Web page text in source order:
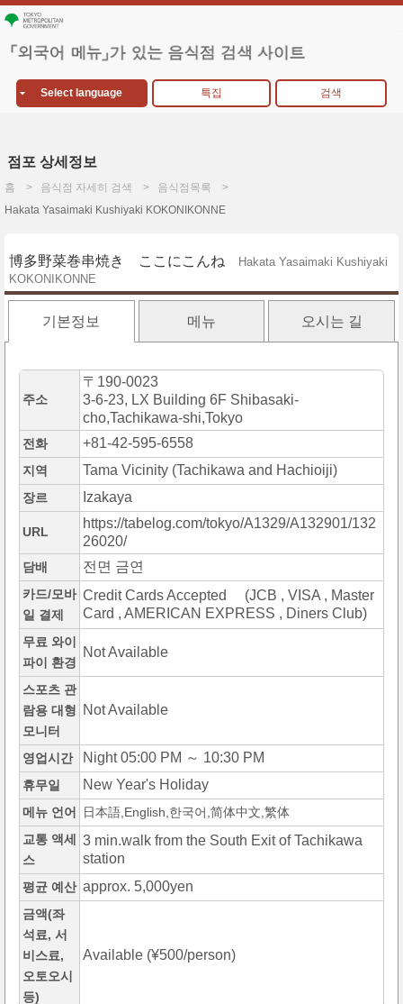
Select language 특집 검색
점포 상세정보
홈 음식점 자세히 검색
음식점목록
Hakata Yasaimaki Kushiyaki KOKONIKONNE
博多野菜巻串焼き ここにこんね
Hakata Yasaimaki Kushiyaki
KOKONIKONNE
기본정보 메뉴 오시는 길
주소
〒190-0023
3-6-23, LX Building 6F Shibasaki-
cho,Tachikawa-shi,Tokyo
전화 +81-42-595-6558
지역 Tama Vicinity (Tachikawa and Hachioiji)
장르 Izakaya
URL
https://tabelog.com/tokyo/A1329/A132901/132
26020/
담배 전면 금연
카드/모바
일 결제
Credit Cards Accepted (JCB , VISA , Master
Card , AMERICAN EXPRESS , Diners Club)
무료 와이
파이 환경
Not Available
스포츠 관
람용 대형
모니터
Not Available
영업시간 Night 05:00 PM ～ 10:30 PM
휴무일 New Year's Holiday
메뉴 언어
日本語,English,한국어,简体中文,繁体
교통 액세
스
3 min.walk from the South Exit of Tachikawa
station
평균 예산 approx. 5,000yen
금액(좌
석료, 서
비스료,
오토오시
등)
Available (¥500/person)